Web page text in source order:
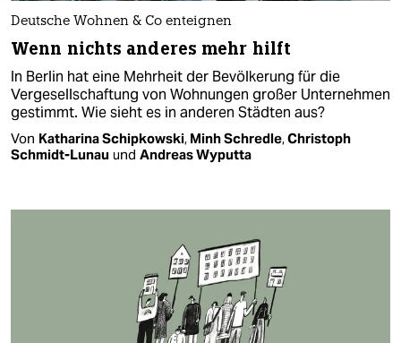
Deutsche Wohnen & Co enteignen
Wenn nichts anderes mehr hilft
In Berlin hat eine Mehrheit der Bevölkerung für die
Vergesellschaftung von Wohnungen großer Unternehmen
gestimmt. Wie sieht es in anderen Städten aus?
Von Katharina Schipkowski, Minh Schredle,Christoph
Schmidt-Lunau und Andreas Wyputta